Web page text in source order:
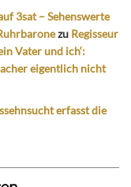
3sat – Sehenswerte
zu Regisseur
Vater und ich‘:
eigentlich nicht
erfasst die